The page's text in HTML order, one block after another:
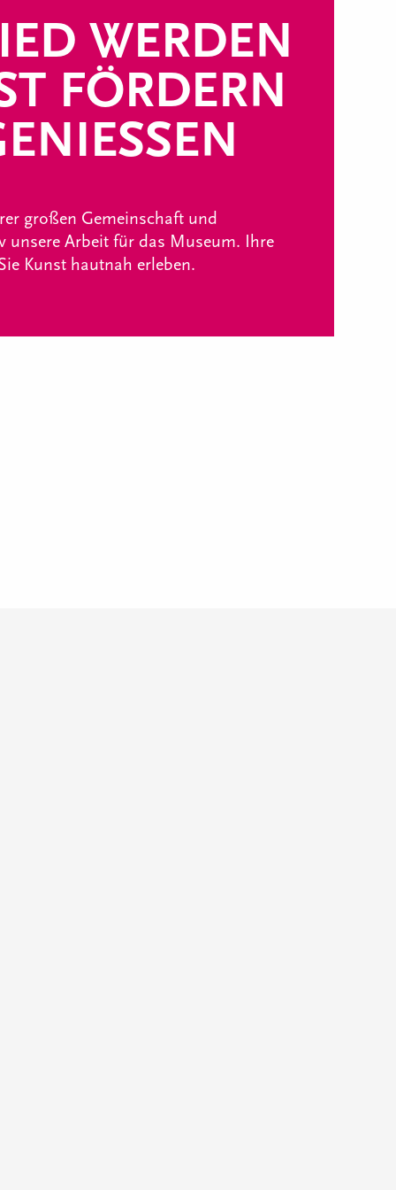
WERDEN
FÖRDERN
großen Gemeinschaft und
unsere Arbeit für das Museum. Ihre
Kunst hautnah erleben.